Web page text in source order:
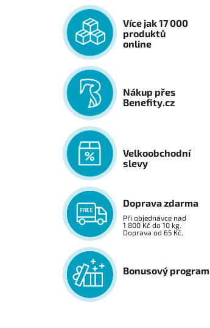
Více jak 17 000
produktů
online
Nákup přes
Benefity.cz
Velkoobchodní
slevy
Doprava zdarma
Při objednávce nad
1 800 Kč do 10 kg.
Doprava od 65 Kč.
Bonusový program